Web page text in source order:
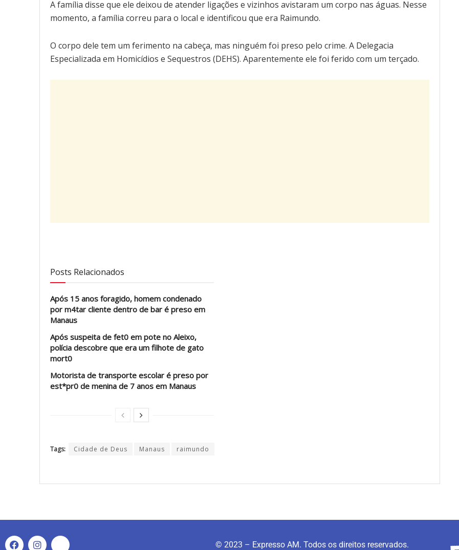
A família disse que ele deixou de atender ligações e vizinhos avistaram um corpo nas águas. Nesse
momento, a família correu para o local e identificou que era Raimundo.
O corpo dele tem um ferimento na cabeça, mas ninguém foi preso pelo crime. A Delegacia
Especializada em Homicídios e Sequestros (DEHS). Aparentemente ele foi ferido com um terçado.
Posts Relacionados
Após 15 anos foragido, homem condenado
por m4tar cliente dentro de bar é preso em
Manaus
Após suspeita de fet0 em pote no Aleixo,
polícia descobre que era um filhote de gato
mort0
Motorista de transporte escolar é preso por
est*pr0 de menina de 7 anos em Manaus
Tags: Cidade de Deus Manaus raimundo
© 2023 – Expresso AM. Todos os direitos reservados.